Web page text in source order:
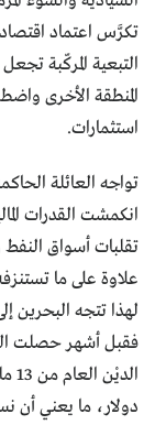
تكرَّس اعتماد
التبعية المركّبة
المنطقة الأخرى
استثمارات.
تواجه العائلة
انكمشت القدرات
تقلبات أسواق
علاوة على ما
لهذا تتجه البحرين
فقبل أشهر حصلت